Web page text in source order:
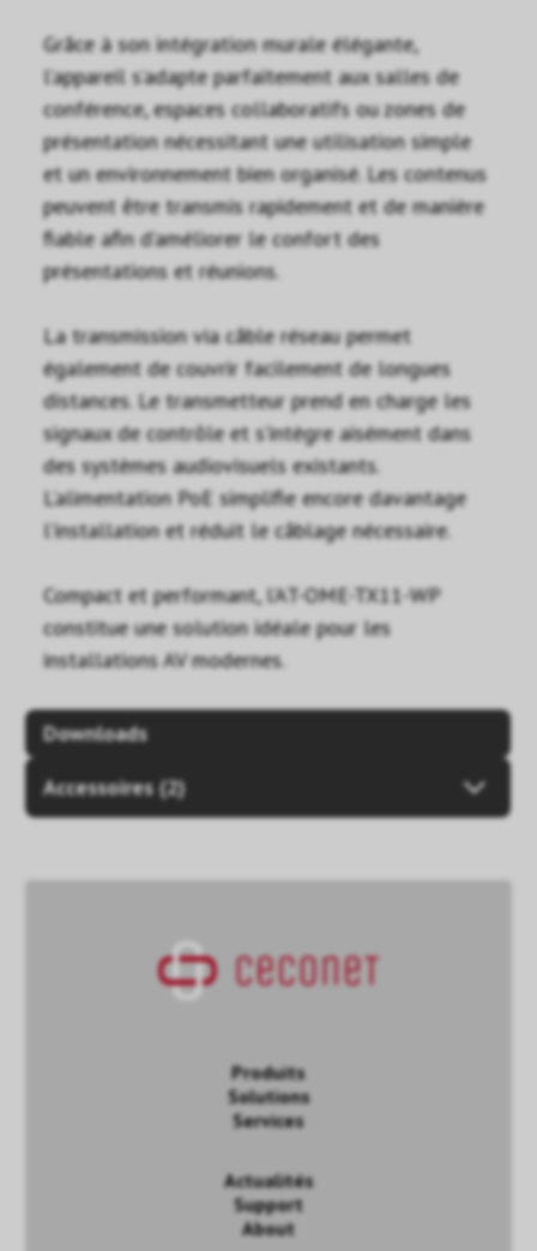
Grâce à son intégration murale élégante,
l’appareil s’adapte parfaitement aux salles de
conférence, espaces collaboratifs ou zones de
présentation nécessitant une utilisation simple
et un environnement bien organisé. Les contenus
peuvent être transmis rapidement et de manière
fiable afin d’améliorer le confort des
présentations et réunions.
La transmission via câble réseau permet
également de couvrir facilement de longues
distances. Le transmetteur prend en charge les
signaux de contrôle et s’intègre aisément dans
des systèmes audiovisuels existants.
L’alimentation PoE simplifie encore davantage
l’installation et réduit le câblage nécessaire.
Compact et performant, l’AT-OME-TX11-WP
constitue une solution idéale pour les
installations AV modernes.
Downloads
Accessoires (2)
Produits
Solutions
Services
Actualités
Support
About